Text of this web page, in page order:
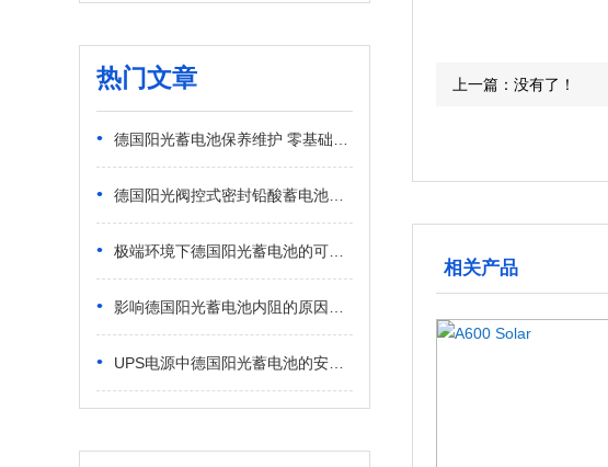
热门文章
• 德国阳光蓄电池保养维护 零基础日常实操指南
• 德国阳光阀控式密封铅酸蓄电池应用场景 民用弱电与商用供电适配解析
• 极端环境下德国阳光蓄电池的可靠性 高低温恶劣工况稳定表现
• 影响德国阳光蓄电池内阻的原因有哪些？日常工况核心诱因解析
• UPS电源中德国阳光蓄电池的安装方法 新手标准化安装步骤
上一篇：没有了！
相关产品